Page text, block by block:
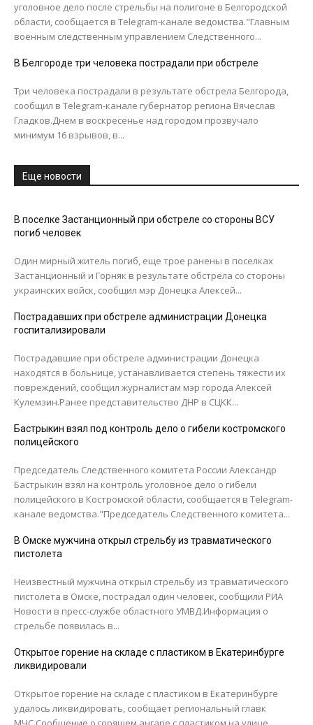
уголовное дело после стрельбы на полигоне в Белгородской
области, сообщается в Telegram-канале ведомства."Главным
военным следственным управлением Следственного...
В Белгороде три человека пострадали при обстреле
Три человека пострадали в результате обстрела Белгорода,
сообщил в Telegram-канале губернатор региона Вячеслав
Гладков.Днем в воскресенье над городом прозвучало
минимум 16 взрывов, в...
Еще новости
В поселке Застанционный при обстреле со стороны ВСУ
погиб человек
Один мирный житель погиб, еще трое ранены в поселках
Застанционный и Горняк в результате обстрела со стороны
украинских войск, сообщил мэр Донецка Алексей...
Пострадавших при обстреле администрации Донецка
госпитализировали
Пострадавшие при обстреле администрации Донецка
находятся в больнице, устанавливается степень тяжести их
повреждений, сообщил журналистам мэр города Алексей
Кулемзин.Ранее представительство ДНР в СЦКК...
Бастрыкин взял под контроль дело о гибели костромского
полицейского
Председатель Следственного комитета России Александр
Бастрыкин взял на контроль уголовное дело о гибели
полицейского в Костромской области, сообщается в Telegram-
канале ведомства."Председатель Следственного комитета...
В Омске мужчина открыл стрельбу из травматического
пистолета
Неизвестный мужчина открыл стрельбу из травматического
пистолета в Омске, пострадал один человек, сообщили РИА
Новости в пресс-службе областного УМВД.Информация о
стрельбе появилась в...
Открытое горение на складе с пластиком в Екатеринбурге
ликвидировали
Открытое горение на складе с пластиком в Екатеринбурге
удалось ликвидировать, сообщает региональный главк